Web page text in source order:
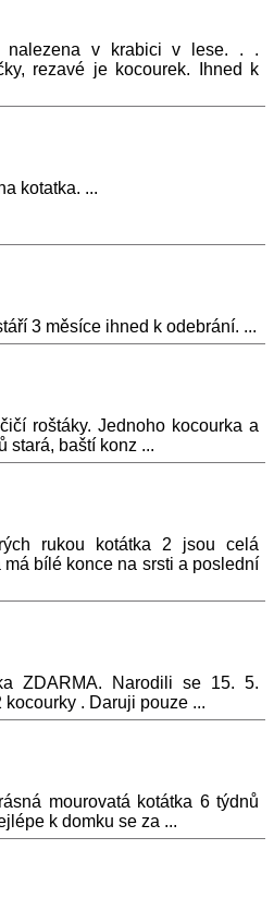
nalezena v krabici v lese. . .
rezavé je kocourek. Ihned k
kotatka. ...
3 měsíce ihned k odebrání. ...
roštáky. Jednoho kocourka a
stará, baští konz ...
rukou kotátka 2 jsou celá
má bílé konce na srsti a poslední
ZDARMA. Narodili se 15. 5.
. Daruji pouze ...
mourovatá kotátka 6 týdnů
k domku se za ...